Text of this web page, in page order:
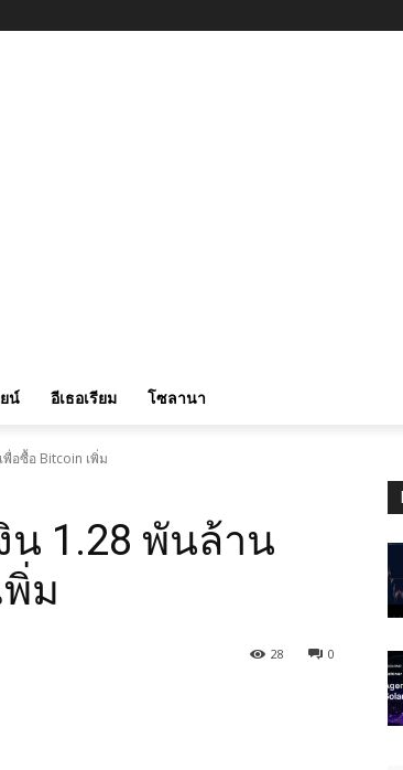
น์ อีเธอเรียม โซลานา
พื่อซื้อ Bitcoin เพิ่ม
น 1.28 พันล้าน
ม
0
28